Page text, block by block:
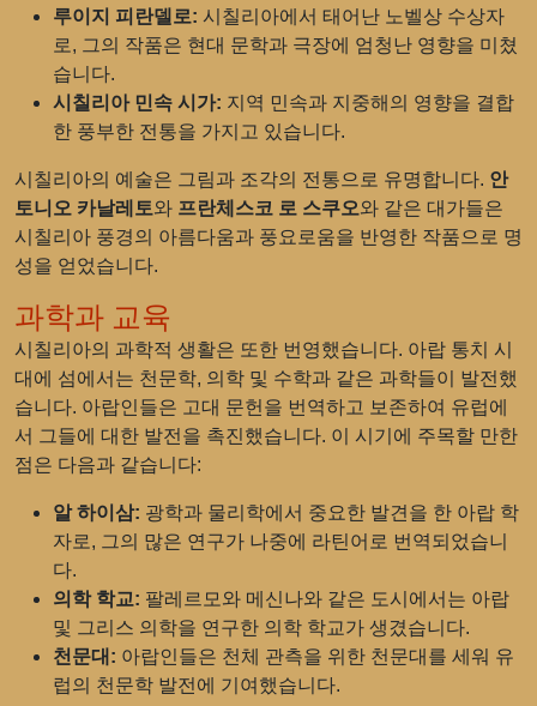
루이지 피란델로: 시칠리아에서 태어난 노벨상 수상자
로, 그의 작품은 현대 문학과 극장에 엄청난 영향을 미쳤
습니다.
시칠리아 민속 시가: 지역 민속과 지중해의 영향을 결합
한 풍부한 전통을 가지고 있습니다.
시칠리아의 예술은 그림과 조각의 전통으로 유명합니다. 안
토니오 카날레토와 프란체스코 로 스쿠오와 같은 대가들은
시칠리아 풍경의 아름다움과 풍요로움을 반영한 작품으로 명
성을 얻었습니다.
과학과 교육
시칠리아의 과학적 생활은 또한 번영했습니다. 아랍 통치 시
대에 섬에서는 천문학, 의학 및 수학과 같은 과학들이 발전했
습니다. 아랍인들은 고대 문헌을 번역하고 보존하여 유럽에
서 그들에 대한 발전을 촉진했습니다. 이 시기에 주목할 만한
점은 다음과 같습니다:
알 하이삼: 광학과 물리학에서 중요한 발견을 한 아랍 학
자로, 그의 많은 연구가 나중에 라틴어로 번역되었습니
다.
의학 학교: 팔레르모와 메신나와 같은 도시에서는 아랍
및 그리스 의학을 연구한 의학 학교가 생겼습니다.
천문대: 아랍인들은 천체 관측을 위한 천문대를 세워 유
럽의 천문학 발전에 기여했습니다.